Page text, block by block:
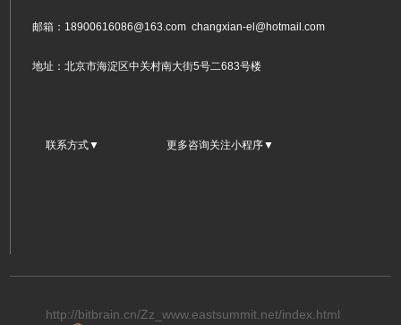
邮箱： 18900616086@163.com changxian-el@hotmail.com
地址：北京市海淀区中关村南大街5号二683号楼
联系方式▼ 更多咨询关注小程序▼
http://bitbrain.cn/Zz_www.eastsummit.net/index.html